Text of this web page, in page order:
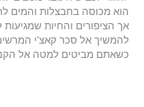
הוא מכוסה בחבצלות והמים
אך הציפורים והחיות שמגיעות
להמשיך אל סכר קאצ'י
כשאתם מביטים למטה אל